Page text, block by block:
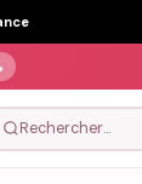
Rechercher…